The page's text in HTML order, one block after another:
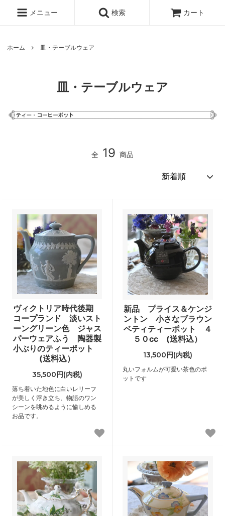
メニュー 検索 カート
ホーム 皿・テーブルウェア
皿・テーブルウェア
全 19 商品
ヴィクトリア時代後期
コープランド 淡いスト
ーングリーン色 ジャス
パーウェアふう 陶器製
小ぶりのティーポット
(送料込）
35,500円(内税)
落ち着いた地色に白いレリーフ
が美しく浮き立ち、物語のワン
シーンを眺めるように愉しめる
お品です。
新品 プライス＆ケンジ
ントン 小さなブラウン
ベティティーポット ４
５０cc (送料込）
13,500円(内税)
丸いフォルムが可愛い茶色のポ
ットです